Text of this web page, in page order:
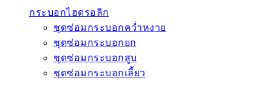
กระบอกไฮดรอลิก
ชุดซ่อมกระบอกคว่ำหงาย
ชุดซ่อมกระบอกยก
ชุดซ่อมกระบอกสูบ
ชุดซ่อมกระบอกเลี้ยว